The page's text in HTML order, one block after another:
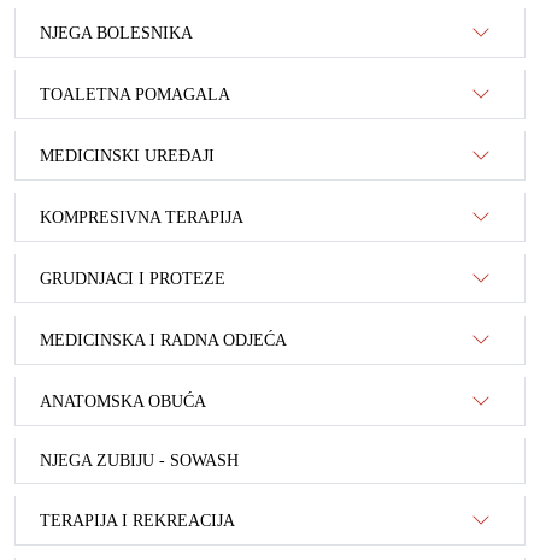
NJEGA BOLESNIKA
TOALETNA POMAGALA
MEDICINSKI UREĐAJI
KOMPRESIVNA TERAPIJA
GRUDNJACI I PROTEZE
MEDICINSKA I RADNA ODJEĆA
ANATOMSKA OBUĆA
NJEGA ZUBIJU - SOWASH
TERAPIJA I REKREACIJA